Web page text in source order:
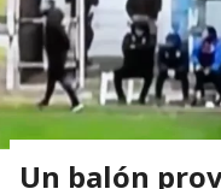
Un balón